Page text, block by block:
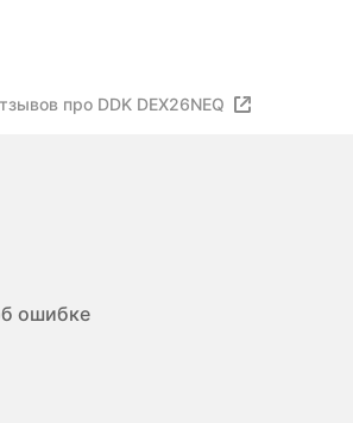
про DDK DEX26NEQ
ошибке